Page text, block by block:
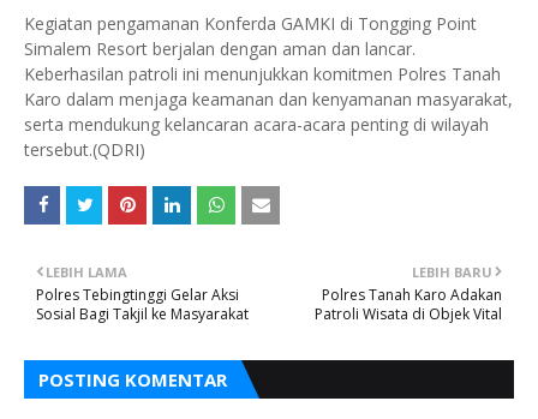
Kegiatan pengamanan Konferda GAMKI di Tongging Point
Simalem Resort berjalan dengan aman dan lancar.
Keberhasilan patroli ini menunjukkan komitmen Polres Tanah
Karo dalam menjaga keamanan dan kenyamanan masyarakat,
serta mendukung kelancaran acara-acara penting di wilayah
tersebut.(QDRI)
LEBIH BARU
Polres Tanah Karo Adakan
Patroli Wisata di Objek Vital
LEBIH LAMA
Polres Tebingtinggi Gelar Aksi
Sosial Bagi Takjil ke Masyarakat
POSTING KOMENTAR